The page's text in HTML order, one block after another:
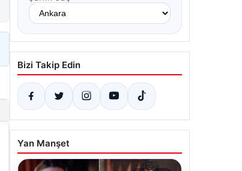
Bizi Takip Edin
Yan Manşet